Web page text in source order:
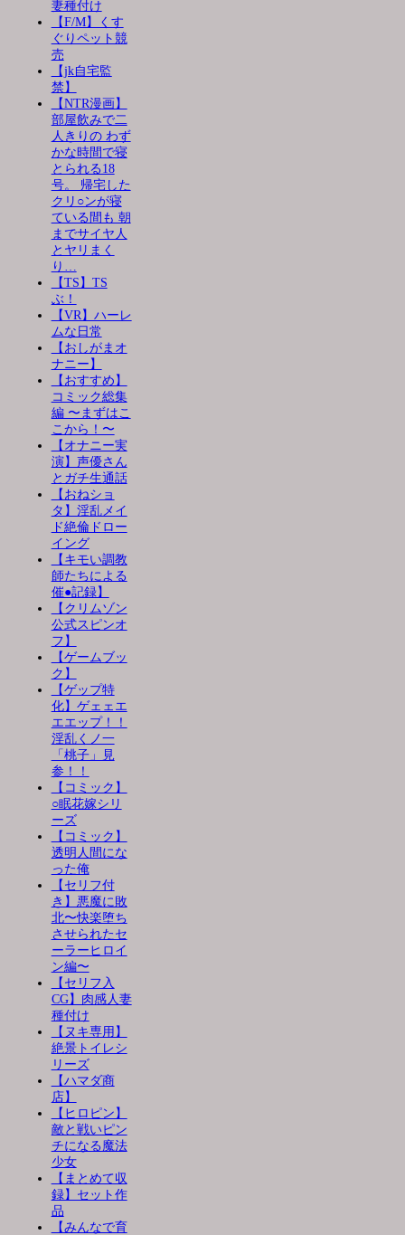
妻種付け
【F/M】くす
ぐりペット競
売
【jk自宅監
禁】
【NTR漫画】
部屋飲みで二
人きりの わず
かな時間で寝
とられる18
号。 帰宅した
クリ○ンが寝
ている間も 朝
までサイヤ人
とヤリまく
り…
【TS】TS
ぶ！
【VR】ハーレ
ムな日常
【おしがまオ
ナニー】
【おすすめ】
コミック総集
編 〜まずはこ
こから！〜
【オナニー実
演】声優さん
とガチ生通話
【おねショ
タ】淫乱メイ
ド絶倫ドロー
イング
【キモい調教
師たちによる
催●記録】
【クリムゾン
公式スピンオ
フ】
【ゲームブッ
ク】
【ゲップ特
化】ゲェェエ
エエップ！！
淫乱くノ一
「桃子」見
参！！
【コミック】
○眠花嫁シリ
ーズ
【コミック】
透明人間にな
った俺
【セリフ付
き】悪魔に敗
北〜快楽堕ち
させられたセ
ーラーヒロイ
ン編〜
【セリフ入
CG】肉感人妻
種付け
【ヌキ専用】
絶景トイレシ
リーズ
【ハマダ商
店】
【ヒロピン】
敵と戦いピン
チになる魔法
少女
【まとめて収
録】セット作
品
【みんなで育